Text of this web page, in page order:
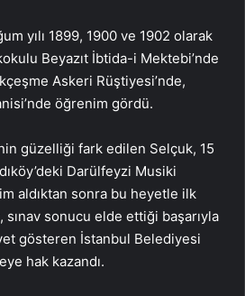
yılı 1899, 1900 ve 1902 olarak
Beyazıt İbtida-i Mektebi’nde
Askeri Rüştiyesi’nde,
öğrenim gördü.
güzelliği fark edilen Selçuk, 15
Darülfeyzi Musiki
aldıktan sonra bu heyetle ilk
sınav sonucu elde ettiği başarıyla
gösteren İstanbul Belediyesi
hak kazandı.